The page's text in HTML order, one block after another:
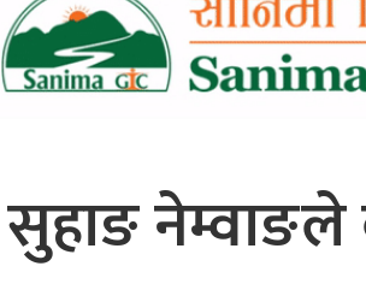
सुहाङ